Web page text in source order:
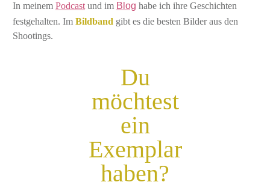
In meinem Podcast und im Blog habe ich ihre Geschichten
festgehalten. Im Bildband gibt es die besten Bilder aus den
Shootings.
Du
möchtest
ein
Exemplar
haben?